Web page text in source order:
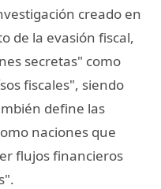
creado en
de la evasión fiscal,
secretas" como
fiscales", siendo
define las
naciones que
flujos financieros